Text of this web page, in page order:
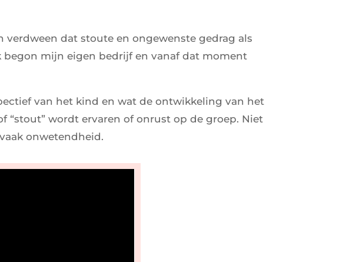
dat stoute en ongewenste gedrag als
begon mijn eigen bedrijf en vanaf dat moment
van het kind en wat de ontwikkeling van het
“stout” wordt ervaren of onrust op de groep. Niet
onwetendheid.